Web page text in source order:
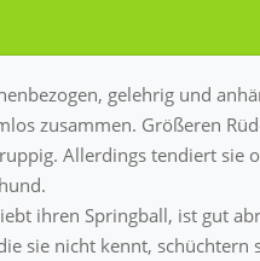
gelehrig und
zusammen. Größeren
Allerdings tendiert sie
ihren Springball, ist gut
sie nicht kennt, schüchtern